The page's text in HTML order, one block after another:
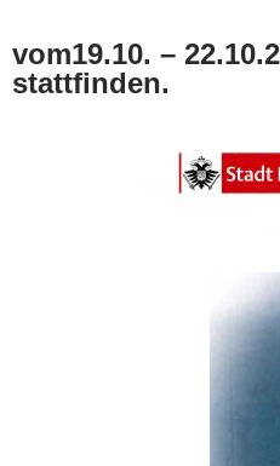
vom19.10. –
stattfinden.